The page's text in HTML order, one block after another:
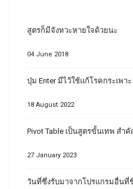
สูตรก็มีจังหวะหายใจด้วยนะ
04 June 2018
ปุ่ม Enter มีไว้ใช้แก้โรคกระเพาะ
18 August 2022
Pivot Table เป็นสูตรขั้นเทพ สำ
27 January 2023
วันที่ซึ่งรับมาจากโปรแกรมอื่นที่